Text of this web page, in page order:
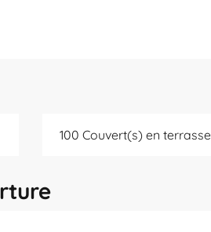
100 Couvert(s) en terrasse